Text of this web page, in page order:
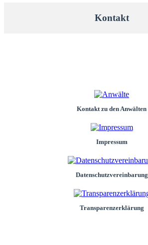
Kontakt
Kontakt zu den Anwälten
Impressum
Datenschutzvereinbarung
Transparenzerklärung